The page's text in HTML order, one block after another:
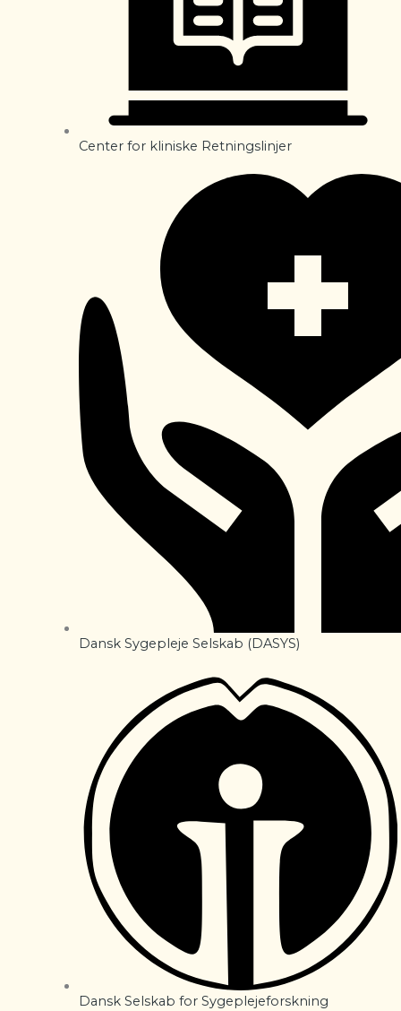
Center for kliniske Retningslinjer
Dansk Sygepleje Selskab (DASYS)
Dansk Selskab for Sygeplejeforskning